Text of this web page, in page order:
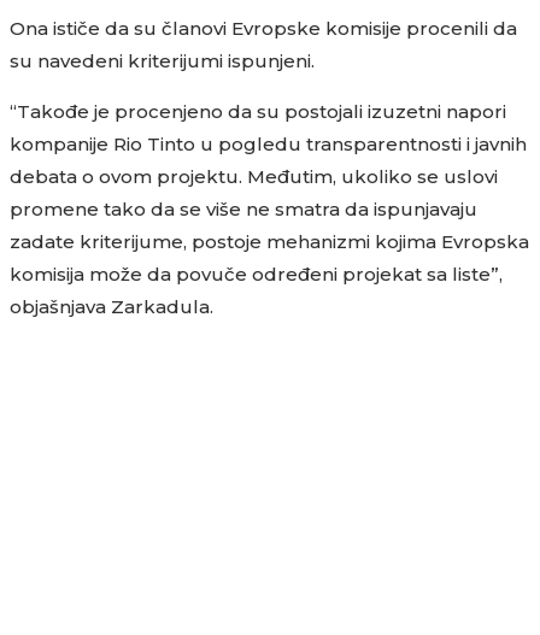
Ona ističe da su članovi Evropske komisije procenili da
su navedeni kriterijumi ispunjeni.
“Takođe je procenjeno da su postojali izuzetni napori
kompanije Rio Tinto u pogledu transparentnosti i javnih
debata o ovom projektu. Međutim, ukoliko se uslovi
promene tako da se više ne smatra da ispunjavaju
zadate kriterijume, postoje mehanizmi kojima Evropska
komisija može da povuče određeni projekat sa liste”,
objašnjava Zarkadula.